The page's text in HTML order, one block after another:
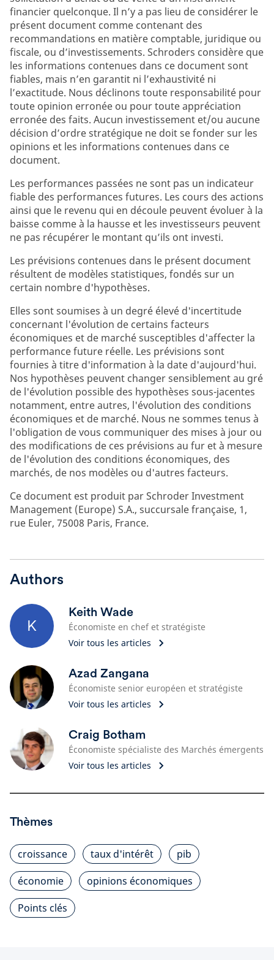
financier quelconque. Il n’y a pas lieu de considérer le
présent document comme contenant des
recommandations en matière comptable, juridique ou
fiscale, ou d’investissements. Schroders considère que
les informations contenues dans ce document sont
fiables, mais n’en garantit ni l’exhaustivité ni
l’exactitude. Nous déclinons toute responsabilité pour
toute opinion erronée ou pour toute appréciation
erronée des faits. Aucun investissement et/ou aucune
décision d’ordre stratégique ne doit se fonder sur les
opinions et les informations contenues dans ce
document.
Les performances passées ne sont pas un indicateur
fiable des performances futures. Les cours des actions
ainsi que le revenu qui en découle peuvent évoluer à la
baisse comme à la hausse et les investisseurs peuvent
ne pas récupérer le montant qu’ils ont investi.
Les prévisions contenues dans le présent document
résultent de modèles statistiques, fondés sur un
certain nombre d'hypothèses.
Elles sont soumises à un degré élevé d'incertitude
concernant l'évolution de certains facteurs
économiques et de marché susceptibles d'affecter la
performance future réelle. Les prévisions sont
fournies à titre d'information à la date d'aujourd'hui.
Nos hypothèses peuvent changer sensiblement au gré
de l'évolution possible des hypothèses sous-jacentes
notamment, entre autres, l'évolution des conditions
économiques et de marché. Nous ne sommes tenus à
l'obligation de vous communiquer des mises à jour ou
des modifications de ces prévisions au fur et à mesure
de l'évolution des conditions économiques, des
marchés, de nos modèles ou d'autres facteurs.
Ce document est produit par Schroder Investment
Management (Europe) S.A., succursale française, 1,
rue Euler, 75008 Paris, France.
Authors
K
Keith Wade
Économiste en chef et stratégiste
Voir tous les articles
Azad Zangana
Économiste senior européen et stratégiste
Voir tous les articles
Craig Botham
Économiste spécialiste des Marchés émergents
Voir tous les articles
Thèmes
croissance taux d'intérêt
pib
économie
opinions économiques
Points clés